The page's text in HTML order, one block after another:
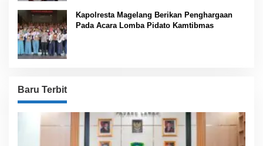
Kapolresta Magelang Berikan Penghargaan
Pada Acara Lomba Pidato Kamtibmas
Baru Terbit